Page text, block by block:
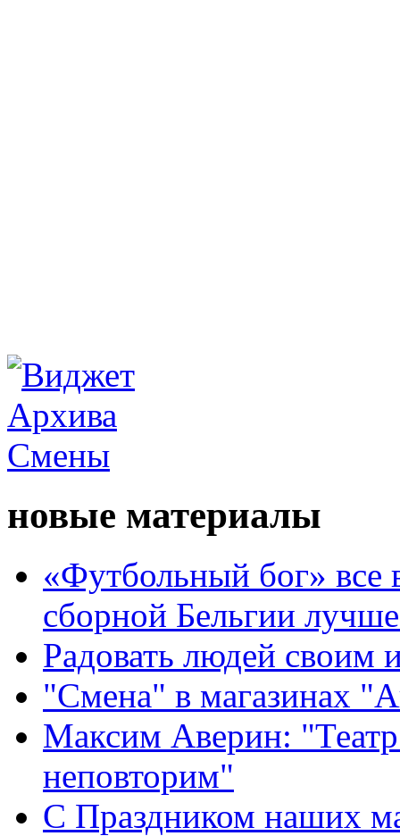
новые материалы
«Футбольный бог» все
сборной Бельгии
Радовать людей своим
"Смена" в магазинах
Максим Аверин:
неповторим"
С Праздником наших